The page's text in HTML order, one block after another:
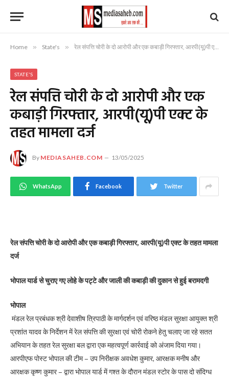
Home » State's » रेल संपत्ति चोरी के दो आरोपी और एक कबाड़ी गिरफ्तार, आरपी(यू)पी एक्ट के तहत मामला दर्ज
STATE'S
रेल संपत्ति चोरी के दो आरोपी और एक
कबाड़ी गिरफ्तार, आरपी(यू)पी एक्ट के
तहत मामला दर्ज
By MEDIASAHEB.COM 13/05/2025
WhatsApp Facebook Twitter
रेल संपत्ति चोरी के दो आरोपी और एक कबाड़ी गिरफ्तार, आरपी(यू)पी एक्ट के तहत मामला
दर्ज
भोपाल यार्ड से चुराए गए लोहे के पट्टे और जाली की कबाड़ी की दुकान से हुई बरामदगी
भोपाल
मंडल रेल प्रबंधक श्री देवाशीष त्रिपाठी के मार्गदर्शन एवं वरिष्ठ मंडल सुरक्षा आयुक्त श्री
प्रशांत यादव के निर्देशन में रेल संपत्ति की सुरक्षा एवं चोरी रोकने हेतु चलाए जा रहे सतत
अभियान के तहत रेल सुरक्षा बल द्वारा एक महत्वपूर्ण कार्रवाई को अंजाम दिया गया।
आरपीएफ पोस्ट भोपाल की टीम – उप निरीक्षक अवधेश कुमार, आरक्षक मनीष और
आरक्षक कृष्ण कुमार – द्वारा भोपाल यार्ड में गश्त के दौरान मंडल स्टोर के पास दो संदिग्ध